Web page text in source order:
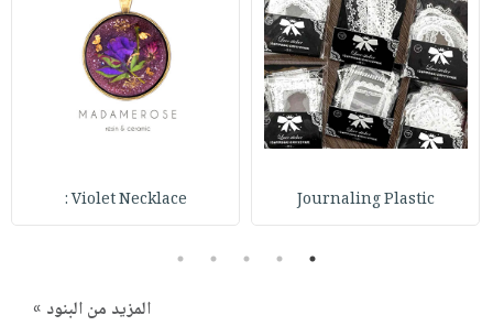
Journaling Plastic
Violet Necklace :
1
2
3
4
5
المزيد من البنود »